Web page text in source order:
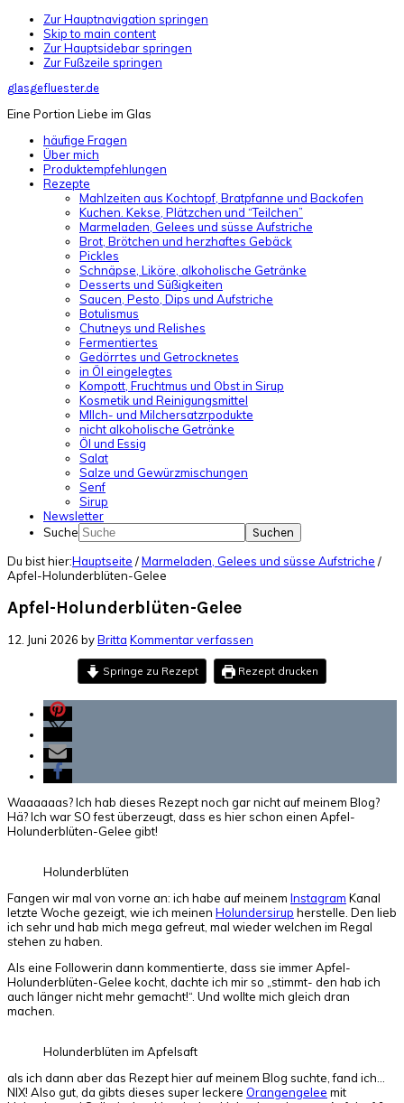
Zur Hauptnavigation springen
Skip to main content
Zur Hauptsidebar springen
Zur Fußzeile springen
glasgefluester.de
Eine Portion Liebe im Glas
häufige Fragen
Über mich
Produktempfehlungen
Rezepte
Mahlzeiten aus Kochtopf, Bratpfanne und Backofen
Kuchen. Kekse, Plätzchen und “Teilchen”
Marmeladen, Gelees und süsse Aufstriche
Brot, Brötchen und herzhaftes Gebäck
Pickles
Schnäpse, Liköre, alkoholische Getränke
Desserts und Süßigkeiten
Saucen, Pesto, Dips und Aufstriche
Botulismus
Chutneys und Relishes
Fermentiertes
Gedörrtes und Getrocknetes
in Öl eingelegtes
Kompott, Fruchtmus und Obst in Sirup
Kosmetik und Reinigungsmittel
MIlch- und Milchersatzrpodukte
nicht alkoholische Getränke
Öl und Essig
Salat
Salze und Gewürzmischungen
Senf
Sirup
Newsletter
Suche
Du bist hier:Hauptseite /Marmeladen, Gelees und süsse Aufstriche /
Apfel-Holunderblüten-Gelee
Apfel-Holunderblüten-Gelee
12. Juni 2026 byBritta Kommentar verfassen
Springe zu Rezept Rezept drucken
Waaaaaas? Ich hab dieses Rezept noch gar nicht auf meinem Blog?
Hä? Ich war SO fest überzeugt, dass es hier schon einen Apfel-
Holunderblüten-Gelee gibt!
Holunderblüten
Fangen wir mal von vorne an: ich habe auf meinem Instagram Kanal
letzte Woche gezeigt, wie ich meinen Holundersirup herstelle. Den lieb
ich sehr und hab mich mega gefreut, mal wieder welchen im Regal
stehen zu haben.
Als eine Followerin dann kommentierte, dass sie immer Apfel-
Holunderblüten-Gelee kocht, dachte ich mir so „stimmt- den hab ich
auch länger nicht mehr gemacht!“. Und wollte mich gleich dran
machen.
Holunderblüten im Apfelsaft
als ich dann aber das Rezept hier auf meinem Blog suchte, fand ich…
NIX! Also gut, da gibts dieses super leckere Orangengelee mit